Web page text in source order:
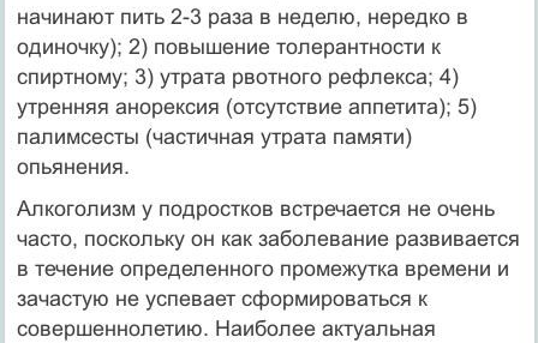
начинают пить 2-3 раза в неделю, нередко в
одиночку); 2) повышение толерантности к
спиртному; 3) утрата рвотного рефлекса; 4)
утренняя анорексия (отсутствие аппетита); 5)
палимсесты (частичная утрата памяти)
опьянения.
Алкоголизм у подростков встречается не очень
часто, поскольку он как заболевание развивается
в течение определенного промежутка времени и
зачастую не успевает сфор­мироваться к
совершеннолетию. Наиболее актуальная